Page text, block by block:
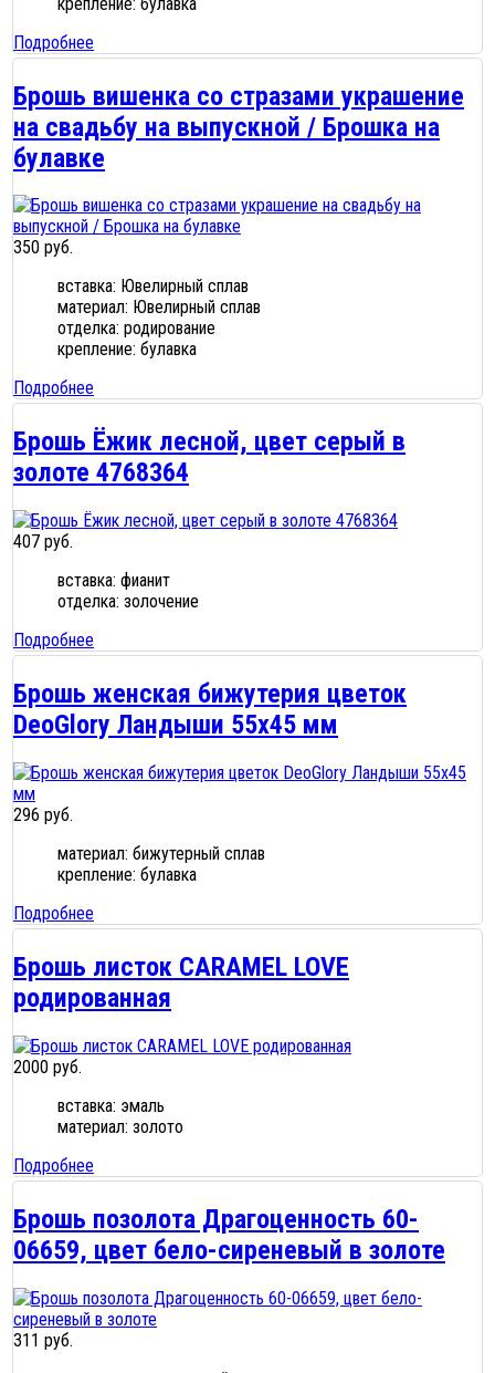
Подробнее
Брошь вишенка со стразами украшение
на свадьбу на выпускной / Брошка на
булавке
350 руб.
вставка: Ювелирный сплав
материал: Ювелирный сплав
отделка: родирование
крепление: булавка
Подробнее
Брошь Ёжик лесной, цвет серый в
золоте 4768364
407 руб.
вставка: фианит
отделка: золочение
Подробнее
Брошь женская бижутерия цветок
DeoGlory Ландыши 55х45 мм
296 руб.
материал: бижутерный сплав
крепление: булавка
Подробнее
Брошь листок CARAMEL LOVE
родированная
2000 руб.
вставка: эмаль
материал: золото
Подробнее
Брошь позолота Драгоценность 60-
06659, цвет бело-сиреневый в золоте
311 руб.